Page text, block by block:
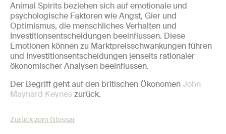
Animal Spirits beziehen sich auf emotionale und
psychologische Faktoren wie Angst, Gier und
Optimismus, die menschliches Verhalten und
Investitionsentscheidungen beeinflussen. Diese
Emotionen können zu Marktpreisschwankungen führen
und Investitionsentscheidungen jenseits rationaler
ökonomischer Analysen beeinflussen.
Der Begriff geht auf den britischen ÖkonomenJohn
Maynard Keyneszurück.
Zurück zum Glossar